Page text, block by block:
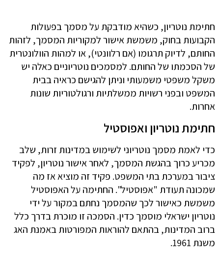
חתימת נוטריון, כשהיא מודבקת על מסמך בפעולות
הקבועות בחוק, משמשת אישור למקוריות המסמך, לזהות
החותם, לדיוק תרגומו (אם רלוונטי), או למהות הוולונטרית
של הסכמתו של החותם. למסמכים נוטריוניים כאלה יש
משקל משפטי משמעותי וניתן להגישם כראיה בבית
המשפט ובפני רשויות ממשלתיות ורגולטוריות שונות
אחרות.
חתימת נוטריון ואפוסטיל
כדי לאמת מסמך נוטריוני לשימוש במדינות זרות, שלב
מכריע כרוך בהגשת המסמך, לאחר אישור נוטריון, לפקיד
ציבור במערכת בתי המשפט. פקיד זה מוציא אז מה
שמכונה תעודת "אפוסטיל". החתימה על האפוסטיל
משמשת כאישור לכך שהמסמך נחתם במקור על ידי
נוטריון ישראלי מוסמך כדין. הסמכה זו מוכרת בדרך כלל
ברוב המדינות, בהתאם להוראות המפורטות באמנת האג
משנת 1961.